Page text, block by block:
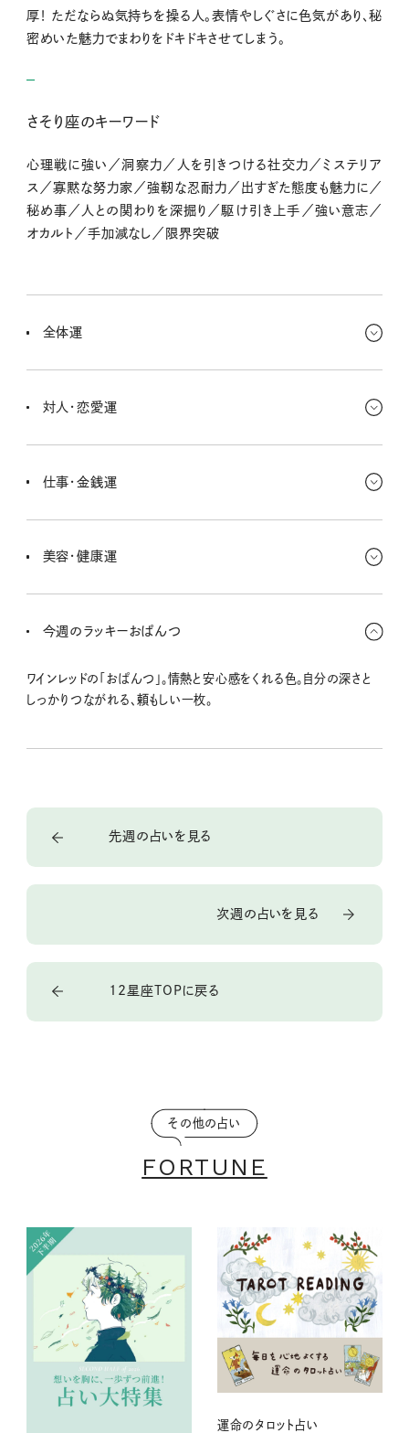
厚！ ただならぬ気持ちを操る人。表情やしぐさに色気があり、秘
密めいた魅力でまわりをドキドキさせてしまう。
さそり座のキーワード
心理戦に強い／洞察力／人を引きつける社交力／ミステリア
ス／寡黙な努力家／強靭な忍耐力／出すぎた態度も魅力に／
秘め事／人との関わりを深掘り／駆け引き上手／強い意志／
オカルト／手加減なし／限界突破
全体運
リしたり、心の奥のほんとの気持ちに気づけたり。内側からわき上が
よ〜。
対人・恋愛運
その直感力が冴えてるよ♡ 恋はじわじわと深まるとき。焦らなくて
仕事・金銭運
道。限定や話題性より、自分の定番を育てる感覚が◎ 今あるものを
美容・健康運
クスを習慣にすると、ぐんと元気に。呼吸を深くすることを意識する
今週のラッキーおぱんつ
ワインレッドの「おぱんつ」。情熱と安心感をくれる色。自分の深さと
しっかりつながれる、頼もしい一枚。
先週の占いを見る
次週の占いを見る
12星座TOPに戻る
その他の占い
FORTUNE
運命のタロット占い